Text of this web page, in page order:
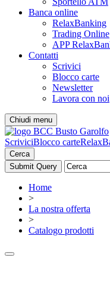
Banca online
RelaxBanking
Trading Online
APP
Contatti
Scrivici
Blocco carte
Newsletter
Lavora con noi
Chiudi menu
ScriviciBlocco carte
Cerca
Home
>
La nostra offerta
>
Catalogo prodotti